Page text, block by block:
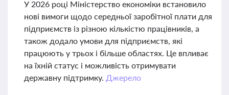
У 2026 році Міністерство економіки встановило
нові вимоги щодо середньої заробітної плати для
підприємств із різною кількістю працівників, а
також додало умови для підприємств, які
працюють у трьох і більше областях. Це впливає
на їхній статус і можливість отримувати
державну підтримку. Джерело